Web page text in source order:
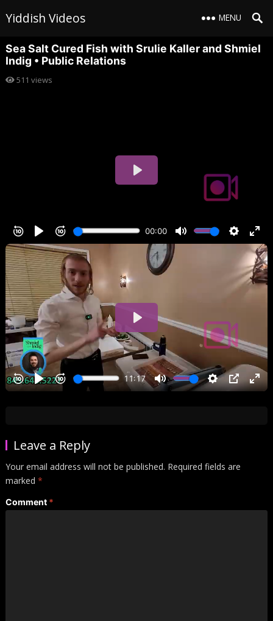
Yiddish Videos MENU
Sea Salt Cured Fish with Srulie Kaller and Shmiel
Indig • Public Relations
511 views
Leave a Reply
Your email address will not be published. Required fields are
marked *
Comment *